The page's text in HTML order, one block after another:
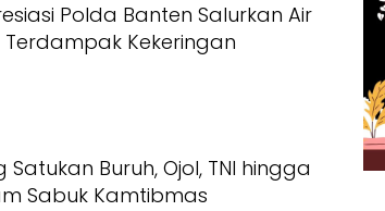
Polda Banten Salurkan Air
Kekeringan
Buruh, Ojol, TNI hingga
Sabuk Kamtibmas